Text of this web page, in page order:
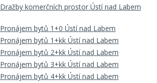
Dražby komerčních prostor Ústí nad Labem
Pronájem bytů 1+0 Ústí nad Labem
Pronájem bytů 1+kk Ústí nad Labem
Pronájem bytů 2+kk Ústí nad Labem
Pronájem bytů 3+kk Ústí nad Labem
Pronájem bytů 4+kk Ústí nad Labem